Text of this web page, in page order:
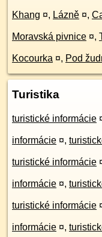
Khang ¤, Lázně ¤,
Moravská pivnice ¤,
Kocourka ¤, Pod
Turistika
turistické informácie
informácie ¤,
turistické informácie
informácie ¤,
turistické informácie
informácie ¤,